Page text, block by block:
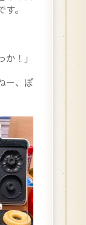
。
！」
ー、ぽ